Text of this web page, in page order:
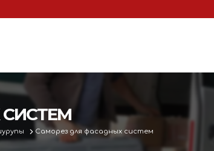
аппаратов
Машинки и ножницы для
Саморез для фасадных систем